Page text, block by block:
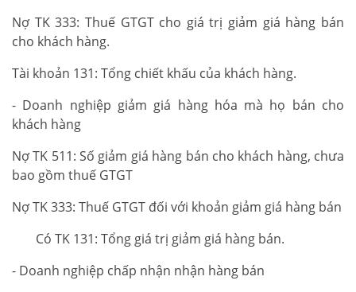
Nợ TK 333: Thuế GTGT cho giá trị giảm giá hàng bán
cho khách hàng.
Tài khoản 131: Tổng chiết khấu của khách hàng.
- Doanh nghiệp giảm giá hàng hóa mà họ bán cho
khách hàng
Nợ TK 511: Số giảm giá hàng bán cho khách hàng, chưa
bao gồm thuế GTGT
Nợ TK 333: Thuế GTGT đối với khoản giảm giá hàng bán
Có TK 131: Tổng giá trị giảm giá hàng bán.
- Doanh nghiệp chấp nhận nhận hàng bán